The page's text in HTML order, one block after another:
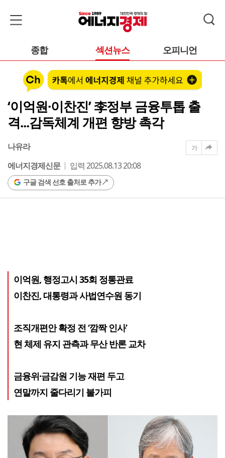
종합 섹션뉴스 오피니언
‘이억원·이찬진’ 李정부 금융투톱 출
격...감독체계 개편 향방 촉각
나유라
에너지경제신문
입력 2025.08.13 20:08
구글 검색 선호 출처로 추가
가
이억원, 행정고시 35회 정통관료
이찬진, 대통령과 사법연수원 동기
조직개편안 확정 전 ‘깜짝 인사’
현 체제 유지 관측과 무산 반론 교차
금융위·금감원 기능 재편 두고
연말까지 줄다리기 불가피